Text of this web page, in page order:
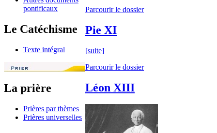
pontificaux
Le Catéchisme
Texte intégral
La prière
Prières par thèmes
Prières universelles
Parcourir le dossier
Pie XI
[suite]
Parcourir le dossier
Léon XIII